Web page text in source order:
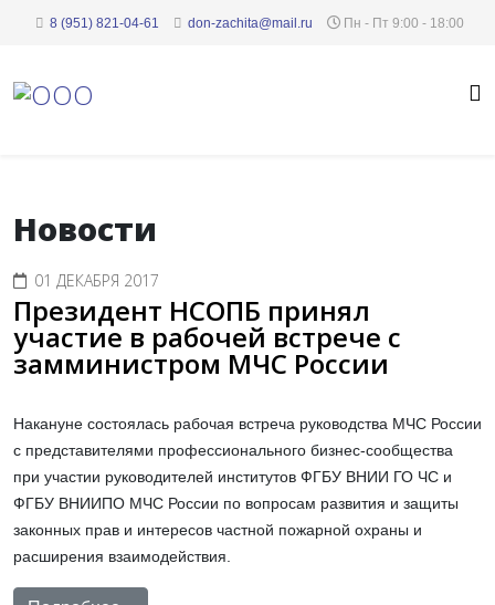
8 (951) 821-04-61 don-zachita@mail.ru Пн - Пт 9:00 - 18:00
Новости
01 ДЕКАБРЯ 2017
Президент НСОПБ принял
участие в рабочей встрече с
замминистром МЧС России
Накануне состоялась рабочая встреча руководства МЧС России
с представителями профессионального бизнес-сообщества
при участии руководителей институтов ФГБУ ВНИИ ГО ЧС и
ФГБУ ВНИИПО МЧС России по вопросам развития и защиты
законных прав и интересов частной пожарной охраны и
расширения взаимодействия.